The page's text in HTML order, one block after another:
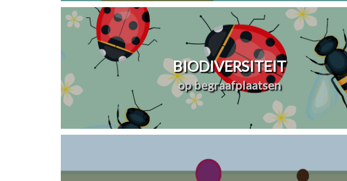
BIODIVERSITEIT
op begraafplaatsen